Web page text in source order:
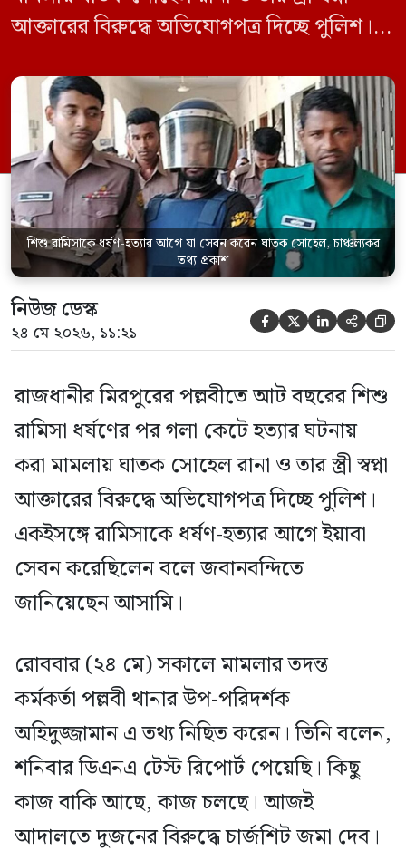
আক্তারের বিরুদ্ধে অভিযোগপত্র দিচ্ছে পুলিশ।
সেবন করেছিলেন বলে জবানবন্দিতে
জানিয়েছেন আসামি। রোববার (২৪ মে) সকালে
মামলার তদন্ত কর্মকর্তা পল্লবী থানার উপ-
পরিদর্শক অহিদুজ্জামান এ তথ্য নিছিত করেন।
তিনি বলেন, […]
শিশু রামিসাকে ধর্ষণ-হত্যার আগে যা সেবন করেন ঘাতক সোহেল, চাঞ্চল্যকর
তথ্য প্রকাশ
নিউজ ডেস্ক
২৪ মে ২০২৬, ১১:২১     
রাজধানীর মিরপুরের পল্লবীতে আট বছরের শিশু
রামিসা ধর্ষণের পর গলা কেটে হত্যার ঘটনায়
করা মামলায় ঘাতক সোহেল রানা ও তার স্ত্রী স্বপ্না
আক্তারের বিরুদ্ধে অভিযোগপত্র দিচ্ছে পুলিশ।
একইসঙ্গে রামিসাকে ধর্ষণ-হত্যার আগে ইয়াবা
সেবন করেছিলেন বলে জবানবন্দিতে
জানিয়েছেন আসামি।
রোববার (২৪ মে) সকালে মামলার তদন্ত
কর্মকর্তা পল্লবী থানার উপ-পরিদর্শক
অহিদুজ্জামান এ তথ্য নিছিত করেন। তিনি বলেন,
শনিবার ডিএনএ টেস্ট রিপোর্ট পেয়েছি। কিছু
কাজ বাকি আছে, কাজ চলছে। আজই
আদালতে দুজনের বিরুদ্ধে চার্জশিট জমা দেব।